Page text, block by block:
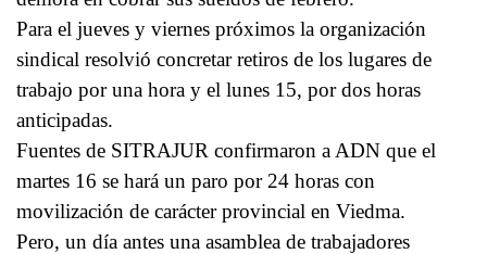
Para el jueves y viernes próximos la organización
sindical resolvió concretar retiros de los lugares de
trabajo por una hora y el lunes 15, por dos horas
anticipadas.
Fuentes de SITRAJUR confirmaron a ADN que el
martes 16 se hará un paro por 24 horas con
movilización de carácter provincial en Viedma.
Pero, un día antes una asamblea de trabajadores